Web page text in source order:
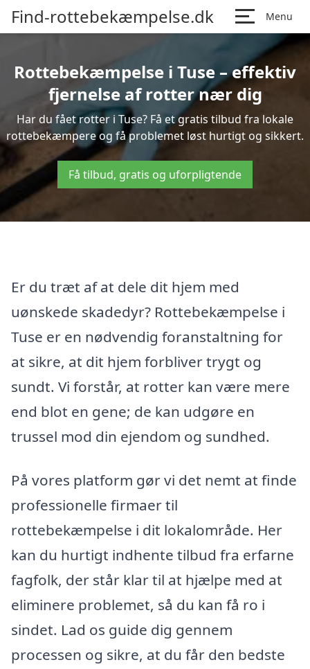
Find-rottebekæmpelse.dk Menu
Rottebekæmpelse i Tuse – effektiv
fjernelse af rotter nær dig
Har du fået rotter i Tuse? Få et gratis tilbud fra lokale
rottebekæmpere og få problemet løst hurtigt og sikkert.
Få tilbud, gratis og uforpligtende
Er du træt af at dele dit hjem med
uønskede skadedyr? Rottebekæmpelse i
Tuse er en nødvendig foranstaltning for
at sikre, at dit hjem forbliver trygt og
sundt. Vi forstår, at rotter kan være mere
end blot en gene; de kan udgøre en
trussel mod din ejendom og sundhed.
På vores platform gør vi det nemt at finde
professionelle firmaer til
rottebekæmpelse i dit lokalområde. Her
kan du hurtigt indhente tilbud fra erfarne
fagfolk, der står klar til at hjælpe med at
eliminere problemet, så du kan få ro i
sindet. Lad os guide dig gennem
processen og sikre, at du får den bedste